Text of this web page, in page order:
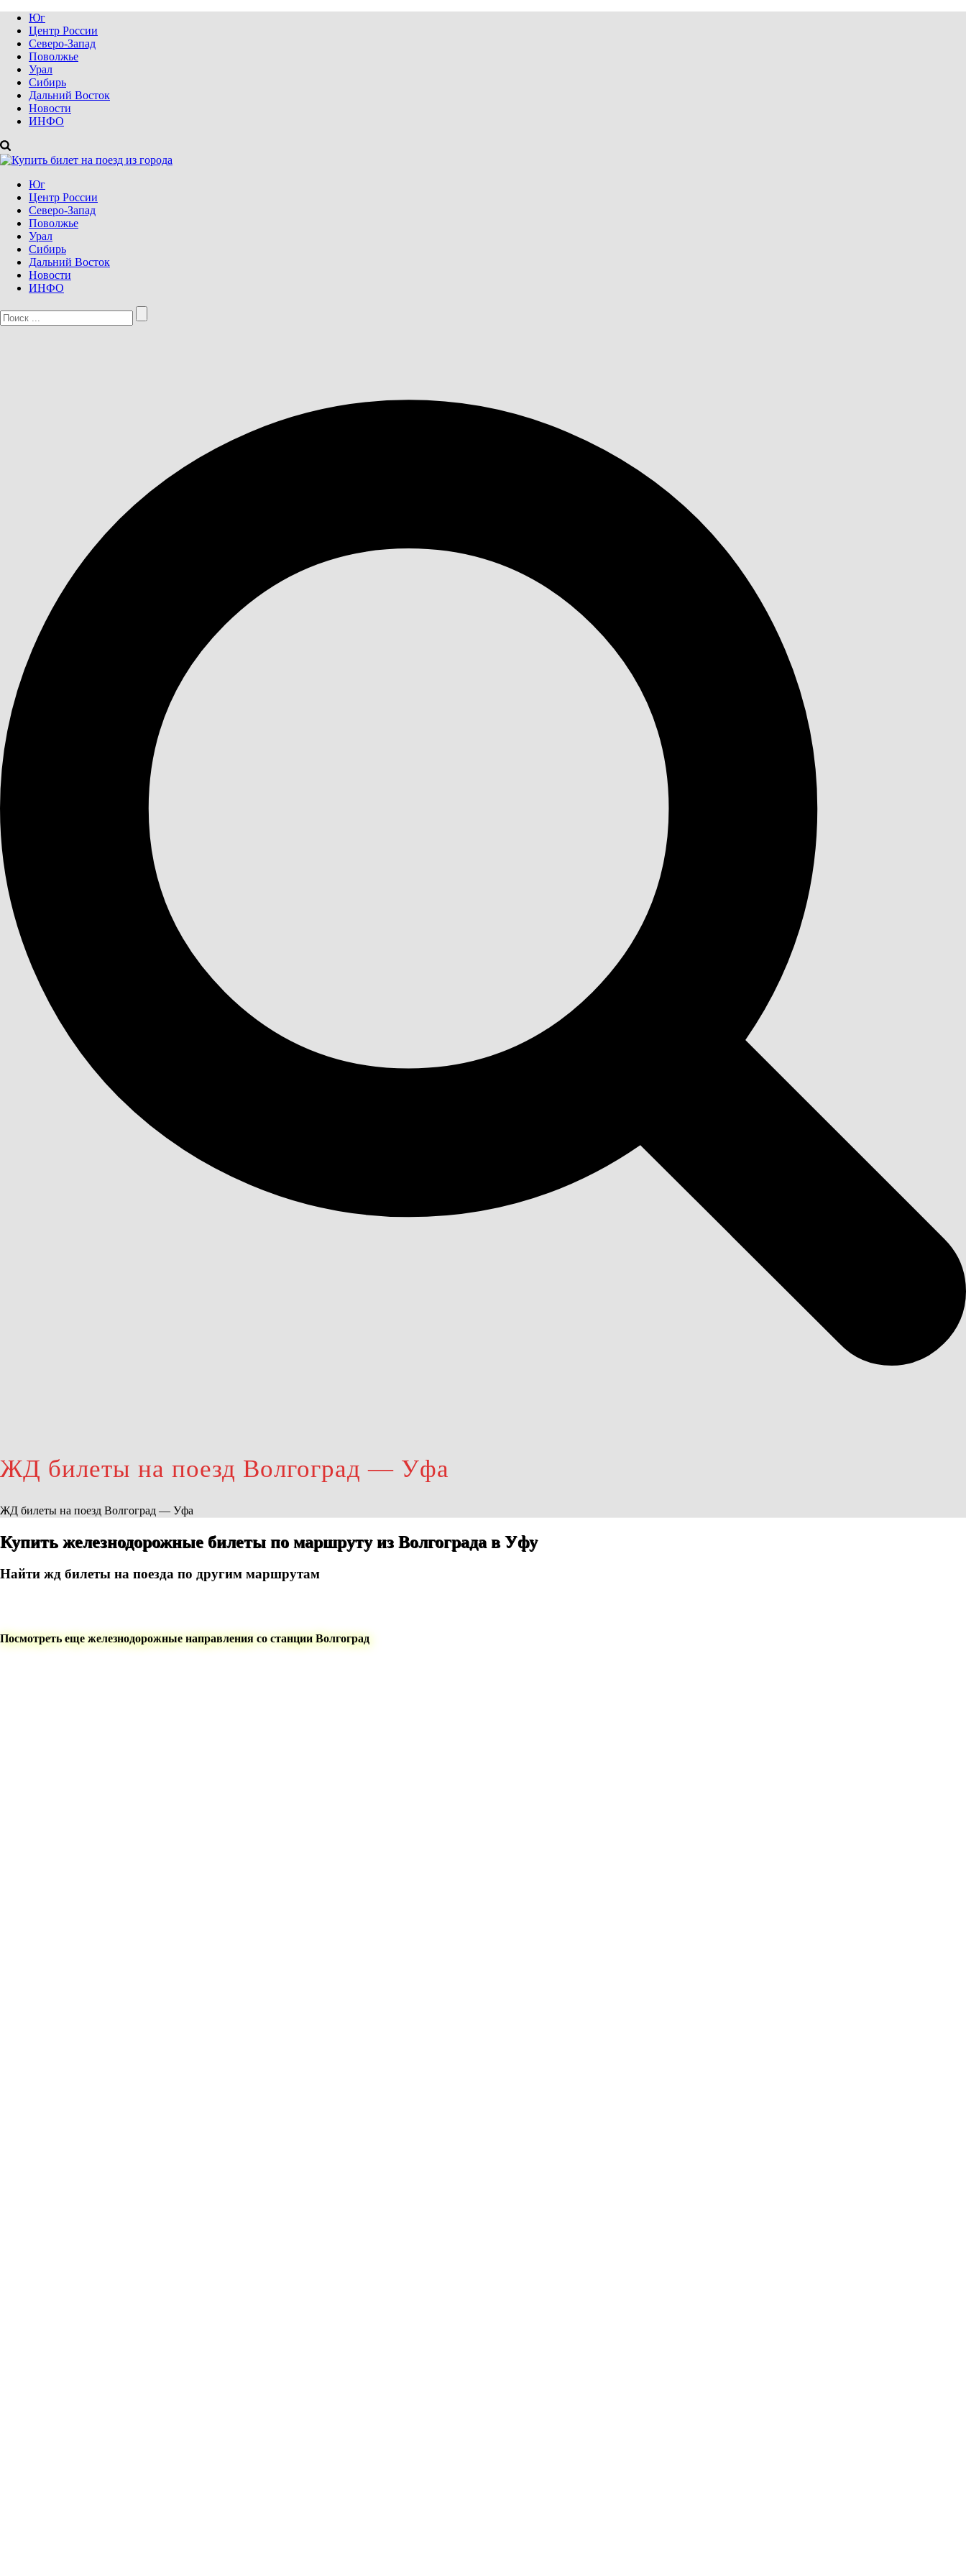
Юг
Центр России
Северо-Запад
Поволжье
Урал
Сибирь
Дальний Восток
Новости
ИНФО
Юг
Центр России
Северо-Запад
Поволжье
Урал
Сибирь
Дальний Восток
Новости
ИНФО
ЖД билеты на поезд Волгоград — Уфа
ЖД билеты на поезд Волгоград — Уфа
Купить железнодорожные билеты по маршруту из Волгограда в Уфу
Найти жд билеты на поезда по другим маршрутам
Посмотреть еще железнодорожные направления со станции Волгоград